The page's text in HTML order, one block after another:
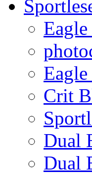
Crit
Dual
Dual